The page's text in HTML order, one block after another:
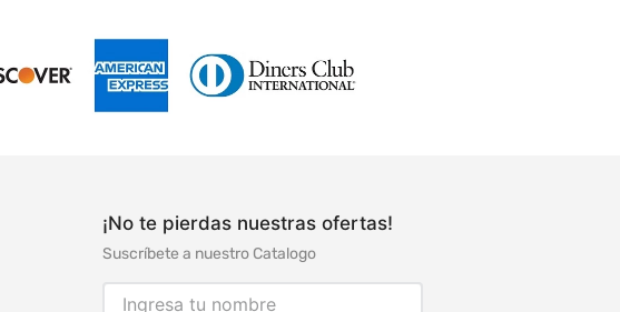
¡No te pierdas nuestras ofertas!
Suscríbete a nuestro Catalogo